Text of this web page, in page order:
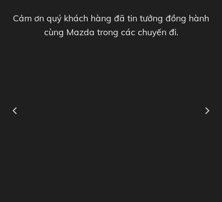
Cảm ơn quý khách hàng đã tin tưởng đồng hành
cùng Mazda trong các chuyến đi.